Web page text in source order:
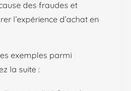
des fraudes et
l’expérience d’achat en
exemples parmi
la suite :